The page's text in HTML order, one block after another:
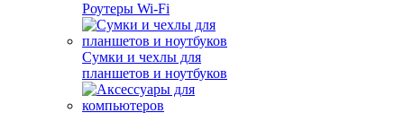
Роутеры Wi-Fi
Сумки и чехлы для
планшетов и ноутбуков